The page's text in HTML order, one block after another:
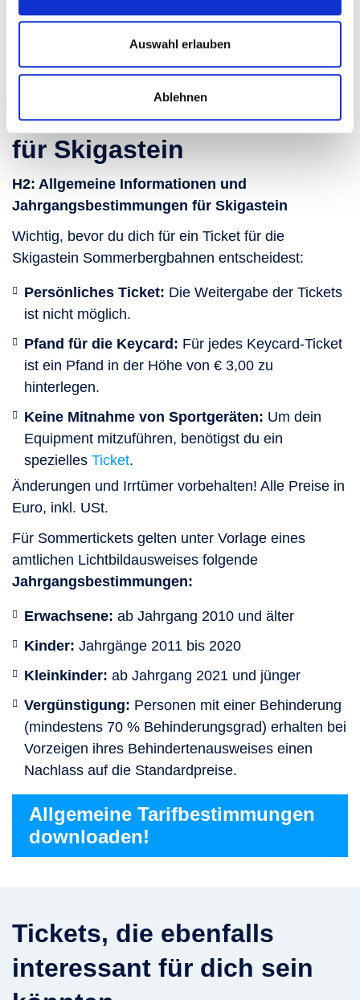
Auswahl erlauben
Ablehnen
Allgemeine Informationen
und
Jahrgangsbestimmungen
für Skigastein
H2: Allgemeine Informationen und
Jahrgangsbestimmungen für Skigastein
Wichtig, bevor du dich für ein Ticket für die
Skigastein Sommerbergbahnen entscheidest:
Persönliches Ticket: Die Weitergabe der Tickets
ist nicht möglich.
Pfand für die Keycard: Für jedes Keycard-Ticket
ist ein Pfand in der Höhe von € 3,00 zu
hinterlegen.
Keine Mitnahme von Sportgeräten: Um dein
Equipment mitzuführen, benötigst du ein
spezielles Ticket.
Änderungen und Irrtümer vorbehalten! Alle Preise in
Euro, inkl. USt.
Für Sommertickets gelten unter Vorlage eines
amtlichen Lichtbildausweises folgende
Jahrgangsbestimmungen:
Erwachsene: ab Jahrgang 2010 und älter
Kinder: Jahrgänge 2011 bis 2020
Kleinkinder: ab Jahrgang 2021 und jünger
Vergünstigung: Personen mit einer Behinderung
(mindestens 70 % Behinderungsgrad) erhalten bei
Vorzeigen ihres Behindertenausweises einen
Nachlass auf die Standardpreise.
Allgemeine Tarifbestimmungen
downloaden!
Tickets, die ebenfalls
interessant für dich sein